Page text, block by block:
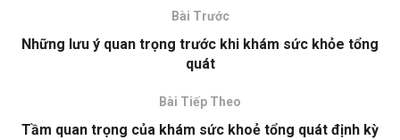
Bài Trước
Những lưu ý quan trọng trước khi khám sức khỏe tổng
quát
Bài Tiếp Theo
Tầm quan trọng của khám sức khoẻ tổng quát định kỳ